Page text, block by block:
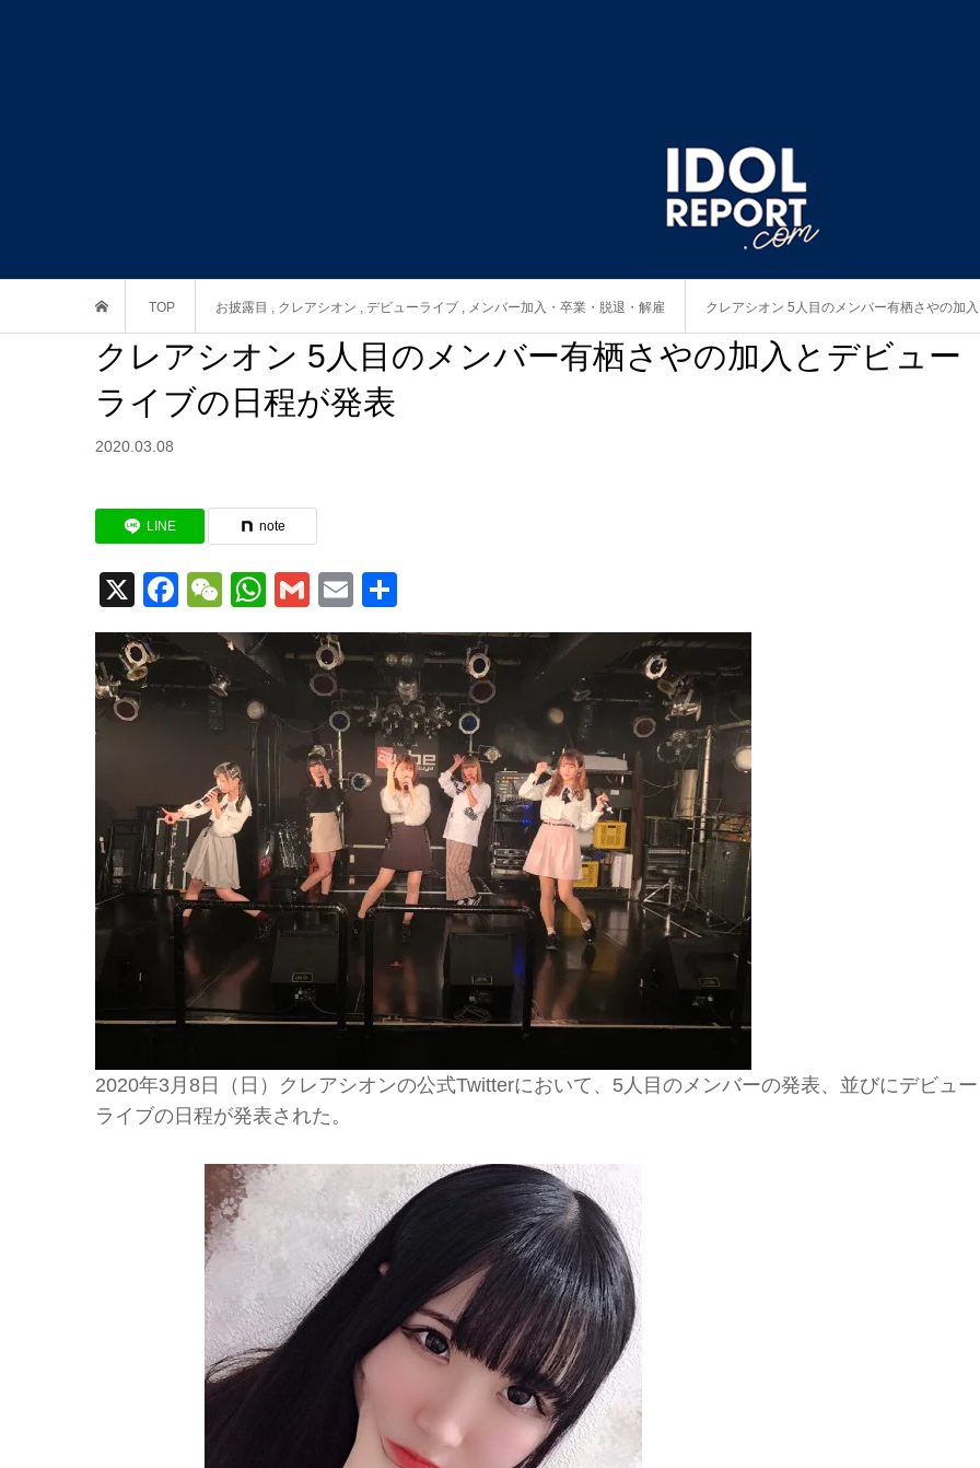
TOP お披露目 , クレアシオン , デビューライブ , メンバー加入・卒業・脱退・解雇 クレアシオン 5人目のメンバー有栖さやの加
クレアシオン 5人目のメンバー有栖さやの加入とデビュー
ライブの日程が発表
2020.03.08
LINE note
X Facebook
WeChat
WhatsApp
GmailEmail
有
2020年3月8日（日）クレアシオンの公式Twitterにおいて、5人目のメンバーの発表、並びにデビュー
ライブの日程が発表された。